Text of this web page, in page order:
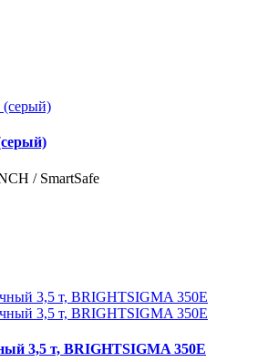
/ SmartSafe
3,5 т, BRIGHTSIGMA 350E